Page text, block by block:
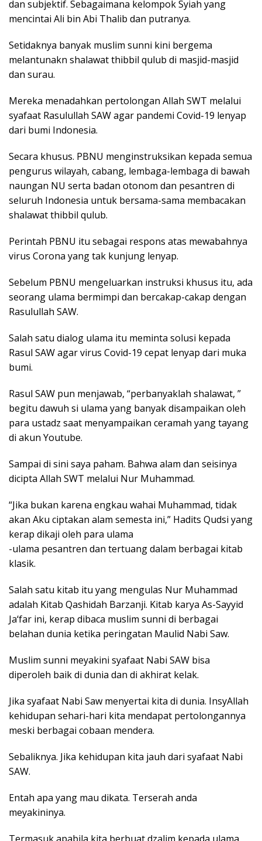
dan subjektif. Sebagaimana kelompok Syiah yang
mencintai Ali bin Abi Thalib dan putranya.
Setidaknya banyak muslim sunni kini bergema
melantunakn shalawat thibbil qulub di masjid-masjid
dan surau.
Mereka menadahkan pertolongan Allah SWT melalui
syafaat Rasulullah SAW agar pandemi Covid-19 lenyap
dari bumi Indonesia.
Secara khusus. PBNU menginstruksikan kepada semua
pengurus wilayah, cabang, lembaga-lembaga di bawah
naungan NU serta badan otonom dan pesantren di
seluruh Indonesia untuk bersama-sama membacakan
shalawat thibbil qulub.
Perintah PBNU itu sebagai respons atas mewabahnya
virus Corona yang tak kunjung lenyap.
Sebelum PBNU mengeluarkan instruksi khusus itu, ada
seorang ulama bermimpi dan bercakap-cakap dengan
Rasulullah SAW.
Salah satu dialog ulama itu meminta solusi kepada
Rasul SAW agar virus Covid-19 cepat lenyap dari muka
bumi.
Rasul SAW pun menjawab, “perbanyaklah shalawat, ”
begitu dawuh si ulama yang banyak disampaikan oleh
para ustadz saat menyampaikan ceramah yang tayang
di akun Youtube.
Sampai di sini saya paham. Bahwa alam dan seisinya
dicipta Allah SWT melalui Nur Muhammad.
“Jika bukan karena engkau wahai Muhammad, tidak
akan Aku ciptakan alam semesta ini,” Hadits Qudsi yang
kerap dikaji oleh para ulama
-ulama pesantren dan tertuang dalam berbagai kitab
klasik.
Salah satu kitab itu yang mengulas Nur Muhammad
adalah Kitab Qashidah Barzanji. Kitab karya As-Sayyid
Ja‘far ini, kerap dibaca muslim sunni di berbagai
belahan dunia ketika peringatan Maulid Nabi Saw.
Muslim sunni meyakini syafaat Nabi SAW bisa
diperoleh baik di dunia dan di akhirat kelak.
Jika syafaat Nabi Saw menyertai kita di dunia. InsyAllah
kehidupan sehari-hari kita mendapat pertolongannya
meski berbagai cobaan mendera.
Sebaliknya. Jika kehidupan kita jauh dari syafaat Nabi
SAW.
Entah apa yang mau dikata. Terserah anda
meyakininya.